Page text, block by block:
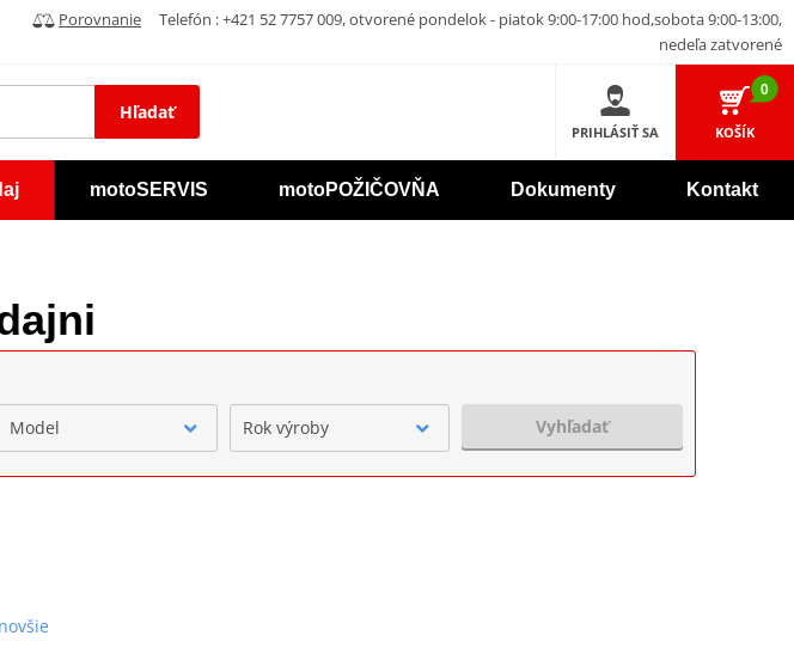
Porovnanie
Telefón : +421 52 7757 009, otvorené pondelok - piatok 9:00-17:00 hod,sobota 9:00-13:00,
nedeľa zatvorené
Hľadať
PRIHLÁSIŤ SA
0
KOŠÍK
motoSERVIS motoPOŽIČOVŇA Dokumenty Kontakt
Model Rok výroby Vyhľadať